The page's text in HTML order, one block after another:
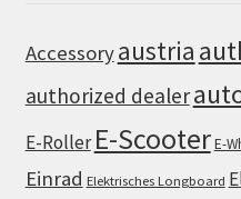
Accessoryaustria
authorized dealer
E-Roller E-ScooterE-
Einrad Elektrisches Longboard